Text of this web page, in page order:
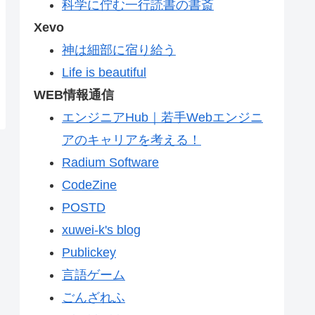
科学に佇む一行読書の書斎
Xevo
神は細部に宿り給う
Life is beautiful
WEB情報通信
エンジニアHub｜若手Webエンジニ
アのキャリアを考える！
Radium Software
CodeZine
POSTD
xuwei-k's blog
Publickey
言語ゲーム
ごんざれふ